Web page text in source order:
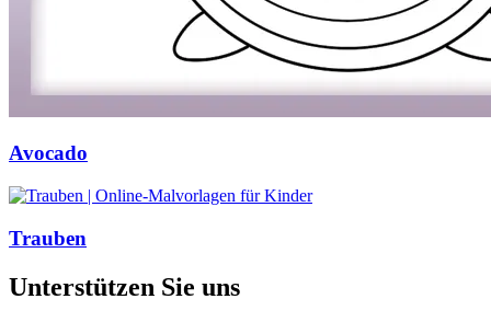
Avocado
Trauben
Unterstützen Sie uns